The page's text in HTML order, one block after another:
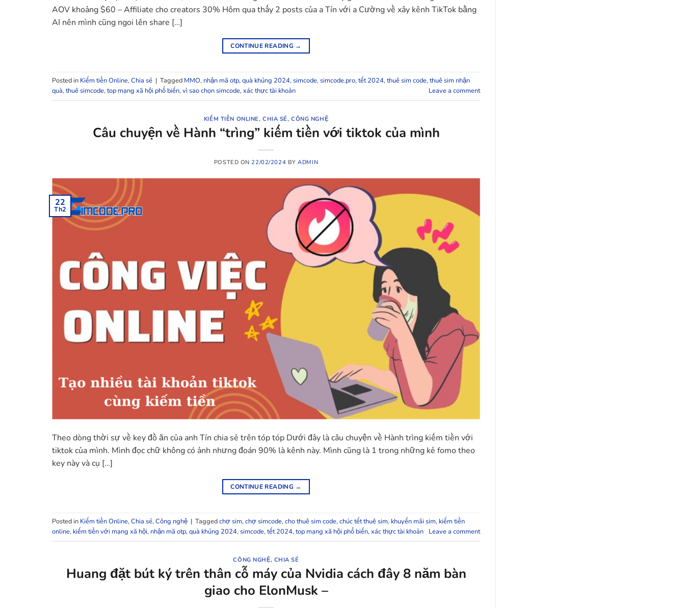
AOV khoảng $60 – Affiliate cho creators 30% Hôm qua thấy 2 posts của a Tín với a Cường về xây kênh TikTok bằng
AI nên mình cũng ngoi lên share […]
CONTINUE READING →
Posted in Kiếm tiền Online, Chia sẻ | Tagged MMO, nhận mã otp, quà khủng 2024, simcode, simcode.pro, tết 2024, thuê sim code, thuê sim nhận
quà, thuê simcode, top mạng xã hội phổ biến, vì sao chọn simcode, xác thực tài khoản Leave a comment
KIẾM TIỀN ONLINE, CHIA SẺ,CÔNG NGHỆ
Câu chuyện về Hành “trìng” kiếm tiền với tiktok của mình
POSTED ON22/02/2024 BYADMIN
22
Th2
Theo dòng thời sự về key đồ ăn của anh Tín chia sẻ trên tóp tóp Dưới đây là câu chuyện về Hành trìng kiếm tiền với
tiktok của mình. Mình đọc chữ không có ảnh nhưng đoán 90% là kênh này. Mình cũng là 1 trong những kẻ fomo theo
key này và cụ […]
CONTINUE READING →
Posted in Kiếm tiền Online, Chia sẻ, Công nghệ | Taggedchợ sim, chợ simcode, cho thuê sim code, chúc tết thuê sim, khuyến mãi sim, kiếm tiền
online, kiếm tiền với mạng xã hội, nhận mã otp, quà khủng 2024, simcode, tết 2024, top mạng xã hội phổ biến, xác thực tài khoản Leave a comment
CÔNG NGHỆ, CHIA SẺ
Huang đặt bút ký trên thân cỗ máy của Nvidia cách đây 8 năm bàn
giao cho ElonMusk –